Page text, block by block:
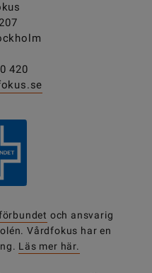
420
och ansvarig
Vårdfokus har en
Läs mer här.